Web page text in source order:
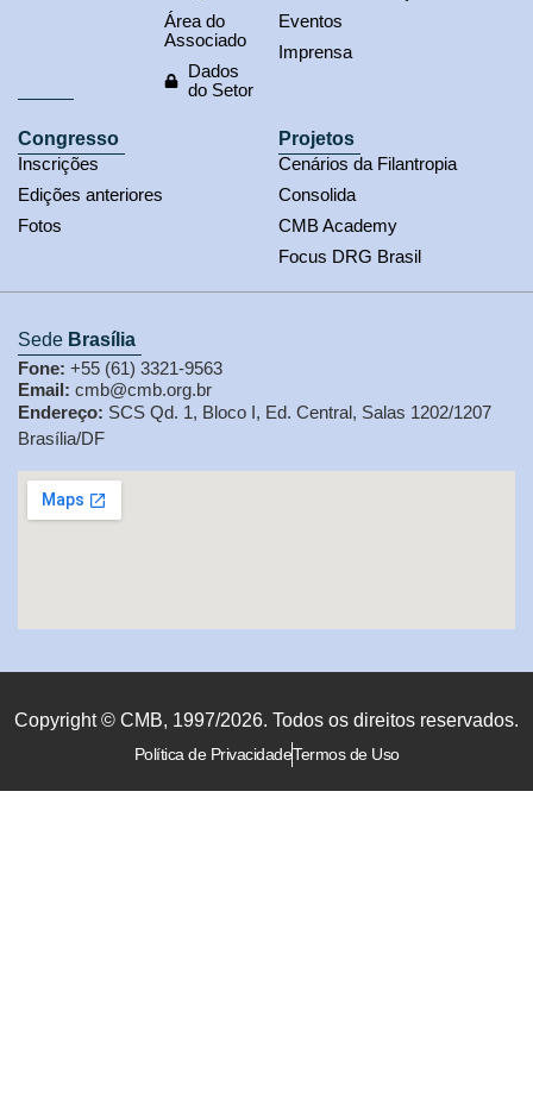
Área do
Associado
Dados
do Setor
Eventos
Imprensa
Congresso
Inscrições
Edições anteriores
Fotos
Projetos
Cenários da Filantropia
Consolida
CMB Academy
Focus DRG Brasil
Sede Brasília
Fone: +55 (61) 3321-9563
Email: cmb@cmb.org.br
Endereço: SCS Qd. 1, Bloco I, Ed. Central, Salas 1202/1207
Brasília/DF
Copyright © CMB, 1997/2026. Todos os direitos reservados.
Política de PrivacidadeTermos de Uso